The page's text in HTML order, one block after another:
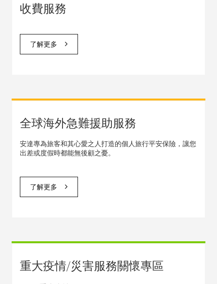
收費服務
了解更多
全球海外急難援助服務
安達專為旅客和其心愛之人打造的個人旅行平安保險，讓您
出差或度假時都能無後顧之憂。
了解更多
重大疫情/災害服務關懷專區